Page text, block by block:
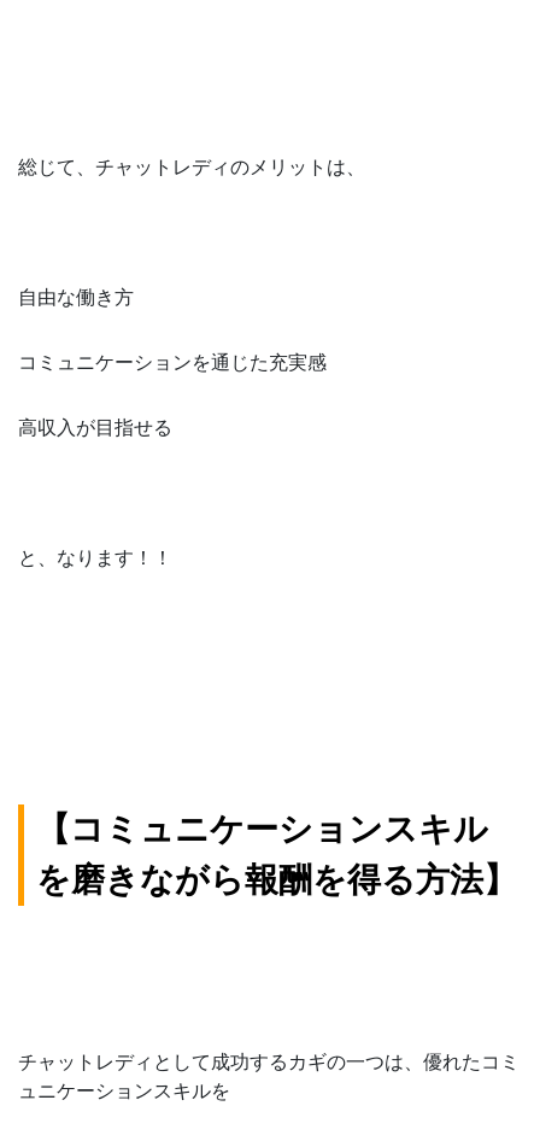
総じて、チャットレディのメリットは、
自由な働き方
コミュニケーションを通じた充実感
高収入が目指せる
と、なります！！
【コミュニケーションスキル
を磨きながら報酬を得る方法】
チャットレディとして成功するカギの一つは、優れたコミ
ュニケーションスキルを